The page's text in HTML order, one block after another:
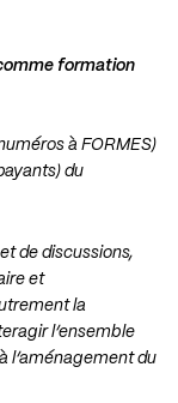
formation
à FORMES)
du
de discussions,
et
la
l’ensemble
l’aménagement du